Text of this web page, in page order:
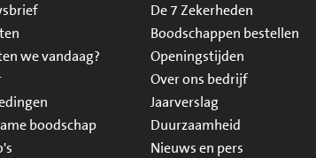
we vandaag?
boodschap
De 7 Zekerheden
Boodschappen bestellen
Openingstijden
Over ons bedrijf
Jaarverslag
Duurzaamheid
Nieuws en pers